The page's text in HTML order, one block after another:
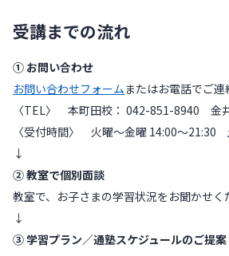
受講までの流れ
① お問い合わせ
お問い合わせフォームまたはお電話でご連
〈TEL〉 本町田校： 042-851-8940 金
〈受付時間〉 火曜〜金曜 14:00～21:30
↓
② 教室で個別面談
教室で、お子さまの学習状況をお聞かせく
↓
③ 学習プラン／通塾スケジュールのご提案